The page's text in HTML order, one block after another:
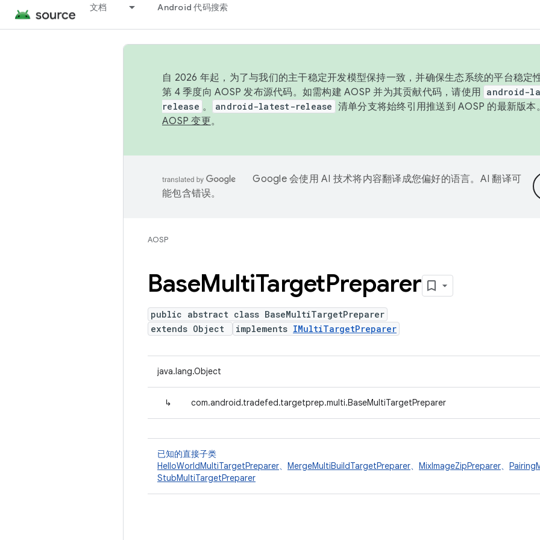
文档 Android 代码搜索
自 2026 年起，为了与我们的主干稳定开发模型保持一致，并确保生态系统的平台稳定
第 4 季度向 AOSP 发布源代码。如需构建 AOSP 并为其贡献代码，请使用 android-
release 。 android-latest-release 清单分支将始终引用推送到 AOSP 的最新版
AOSP 变更。
Google 会使用 AI 技术将内容翻译成您偏好的语言。AI 翻译可
能包含错误。
AOSP
BaseMultiTargetPreparer
public abstract class BaseMultiTargetPreparer
extends Object
implements IMultiTargetPreparer
java.lang.Object
↳ com.android.tradefed.targetprep.multi.BaseMultiTargetPreparer
已知的直接子类
HelloWorldMultiTargetPreparer、 MergeMultiBuildTargetPreparer、 MixImageZipPreparer、
StubMultiTargetPreparer